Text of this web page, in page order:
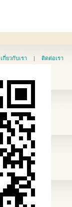
เกี่ยวกับเรา | ติดต่อเรา